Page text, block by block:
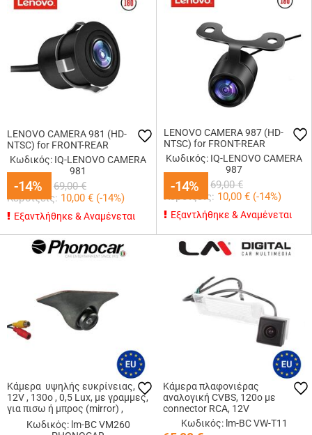
-14%
LENOVO CAMERA 981 (HD-
NTSC) for FRONT-REAR
Κωδικός: IQ-LENOVO CAMERA
981
59,00€ 69,00 €
Κερδίζεις: 10,00 € (-14%)
-14%
Εξαντλήθηκε & Αναμένεται
-14%
LENOVO CAMERA 987 (HD-
NTSC) for FRONT-REAR
Κωδικός: IQ-LENOVO CAMERA
987
59,00€ 69,00 €
Κερδίζεις: 10,00 € (-14%)
-14%
Εξαντλήθηκε & Αναμένεται
Κάμερα υψηλής ευκρίνειας,
12V , 130ο , 0,5 Lux, με γραμμες,
για πισω ή μπρος (mirror) ,
connector RCA
Κωδικός: lm-BC VM260
Κάμερα πλαφονιέρας
αναλογική CVBS, 120ο με
connector RCA, 12V
Κωδικός: lm-BC VW-T11